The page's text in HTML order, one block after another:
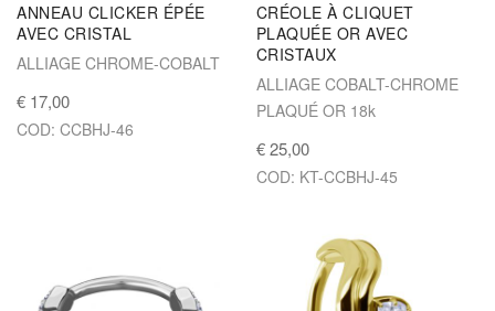
ANNEAU CLICKER ÉPÉE
AVEC CRISTAL
ALLIAGE CHROME-COBALT
€ 17,00
COD: CCBHJ-46
CRÉOLE À CLIQUET
PLAQUÉE OR AVEC
CRISTAUX
ALLIAGE COBALT-CHROME
PLAQUÉ OR 18k
€ 25,00
COD: KT-CCBHJ-45